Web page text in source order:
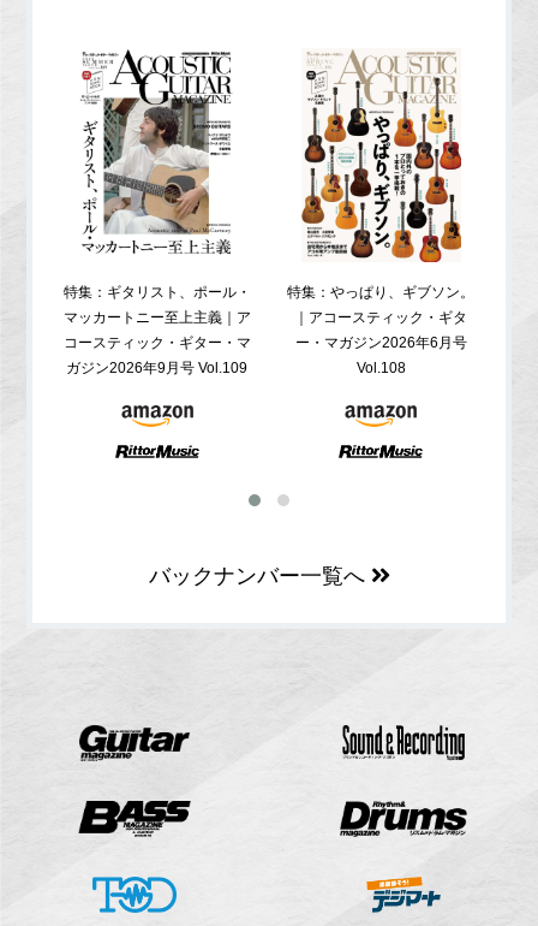
特集：ギタリスト、ポール・
マッカートニー至上主義｜ア
コースティック・ギター・マ
ガジン2026年9月号 Vol.109
特集：やっぱり、ギブソン。
｜アコースティック・ギタ
ー・マガジン2026年6月号
Vol.108
バックナンバー一覧へ